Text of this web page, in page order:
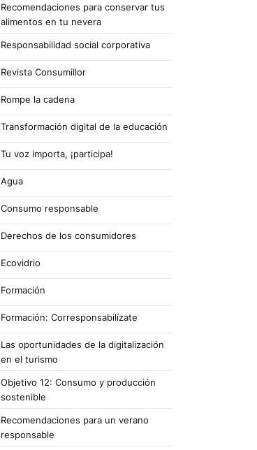
Recomendaciones para conservar tus
alimentos en tu nevera
Responsabilidad social corporativa
Revista Consumillor
Rompe la cadena
Transformación digital de la educación
Tu voz importa, ¡participa!
Agua
Consumo responsable
Derechos de los consumidores
Ecovidrio
Formación
Formación: Corresponsabilízate
Las oportunidades de la digitalización
en el turismo
Objetivo 12: Consumo y producción
sostenible
Recomendaciones para un verano
responsable